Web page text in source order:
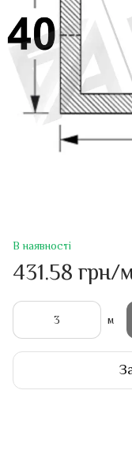
В наявності
431.58 грн/
м